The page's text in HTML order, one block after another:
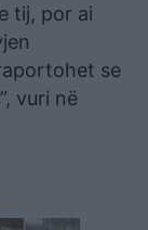
tij, por ai
se
vuri në